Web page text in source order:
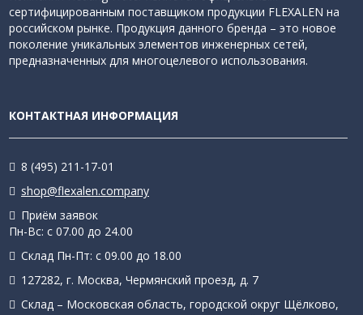
сертифицированным поставщиком продукции FLEXALEN на
российском рынке. Продукция данного бренда – это новое
поколение уникальных элементов инженерных сетей,
предназначенных для многоцелевого использования.
КОНТАКТНАЯ ИНФОРМАЦИЯ
8 (495) 211-17-01
shop@flexalen.company
Приём заявок
Пн-Вс: с 07.00 до 24.00
Склад Пн-Пт: с 09.00 до 18.00
127282, г. Москва, Чермянский проезд, д. 7
Склад – Московская область, городской округ Щёлково,